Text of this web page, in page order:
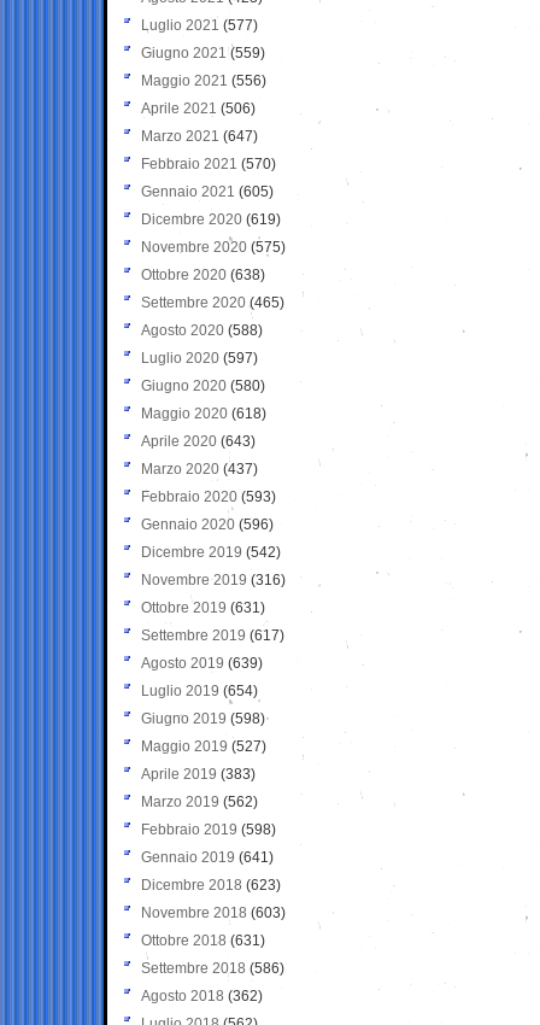
Luglio 2021 (577)
Giugno 2021(559)
Maggio 2021 (556)
Aprile 2021 (506)
Marzo 2021 (647)
Febbraio 2021 (570)
Gennaio 2021 (605)
Dicembre 2020 (619)
Novembre 2020 (575)
Ottobre 2020 (638)
Settembre 2020(465)
Agosto 2020 (588)
Luglio 2020 (597)
Giugno 2020 (580)
Maggio 2020 (618)
Aprile 2020 (643)
Marzo 2020 (437)
Febbraio 2020 (593)
Gennaio 2020 (596)
Dicembre 2019 (542)
Novembre 2019 (316)
Ottobre 2019 (631)
Settembre 2019 (617)
Agosto 2019 (639)
Luglio 2019 (654)
Giugno 2019 (598)
Maggio 2019 (527)
Aprile 2019 (383)
Marzo 2019 (562)
Febbraio 2019 (598)
Gennaio 2019 (641)
Dicembre 2018 (623)
Novembre 2018 (603)
Ottobre 2018 (631)
Settembre 2018 (586)
Agosto 2018 (362)